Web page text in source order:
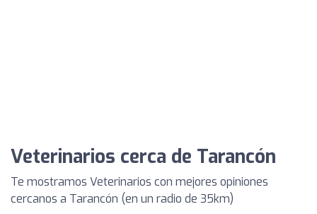
Veterinarios cerca de Tarancón
Te mostramos Veterinarios con mejores opiniones
cercanos a Tarancón (en un radio de 35km)